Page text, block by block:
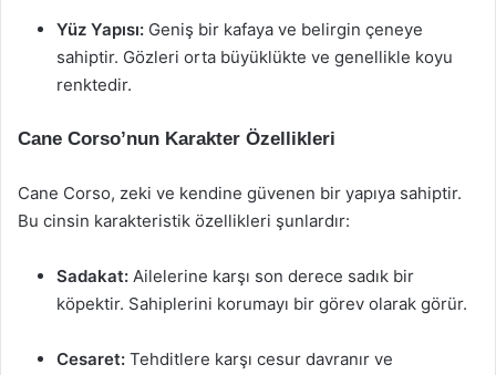
Yüz Yapısı: Geniş bir kafaya ve belirgin çeneye
sahiptir. Gözleri orta büyüklükte ve genellikle koyu
renktedir.
Cane Corso’nun Karakter Özellikleri
Cane Corso, zeki ve kendine güvenen bir yapıya sahiptir.
Bu cinsin karakteristik özellikleri şunlardır:
Sadakat: Ailelerine karşı son derece sadık bir
köpektir. Sahiplerini korumayı bir görev olarak görür.
Cesaret: Tehditlere karşı cesur davranır ve